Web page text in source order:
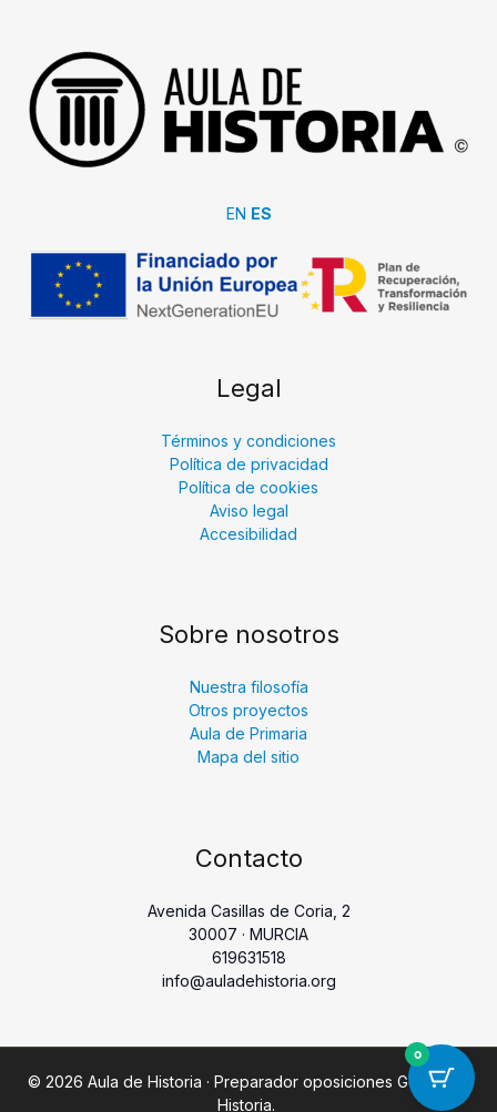
EN ES
Legal
Términos y condiciones
Política de privacidad
Política de cookies
Aviso legal
Accesibilidad
Sobre nosotros
Nuestra filosofía
Otros proyectos
Aula de Primaria
Mapa del sitio
Contacto
Avenida Casillas de Coria, 2
30007 · MURCIA
619631518
info@auladehistoria.org
© 2026 Aula de Historia · Preparador oposiciones Geografía
Historia.
0